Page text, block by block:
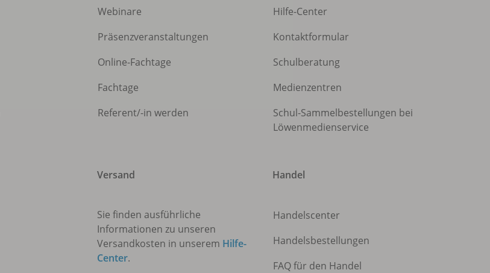
Webinare
Präsenzveranstaltungen
Online-Fachtage
Fachtage
Referent/-in werden
Hilfe-Center
Kontaktformular
Schulberatung
Medienzentren
Schul-Sammelbestellungen bei
Löwenmedienservice
Versand
Sie finden ausführliche
Informationen zu unseren
Versandkosten in unserem Hilfe-
Center.
Handel
Handelscenter
Handelsbestellungen
FAQ für den Handel